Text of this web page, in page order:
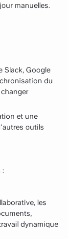
manuelles.
Slack, Google
du
et une
outils
:
les
dynamique